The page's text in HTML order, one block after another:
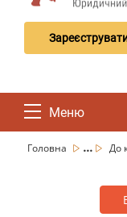
Меню
Головна ... До